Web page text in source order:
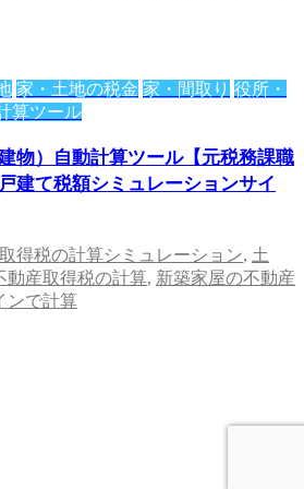
家・土地の税金 家・間取り 役所・
算ツール
物）自動計算ツール【元税務課職
建て税額シミュレーションサイ
得税の計算シミュレーション, 土
動産取得税の計算, 新築家屋の不動産
ンで計算